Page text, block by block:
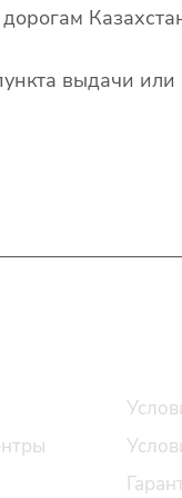
выдачи или